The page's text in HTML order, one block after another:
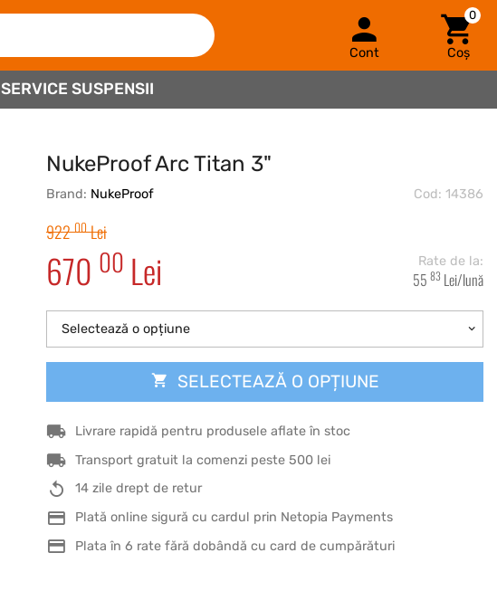
Cont Coș
0
SERVICE SUSPENSII
NukeProof Arc Titan 3"
Brand: NukeProof Cod: 14386
670 00 Lei
92200 Lei
Rate de la:
55 83 Lei/lună
Selectează o opțiune
SELECTEAZĂ O OPȚIUNE
Livrare rapidă pentru produsele aflate în stoc
Transport gratuit la comenzi peste 500 lei
14 zile drept de retur
Plată online sigură cu cardul prin Netopia Payments
Plata în 6 rate fără dobândă cu card de cumpărături